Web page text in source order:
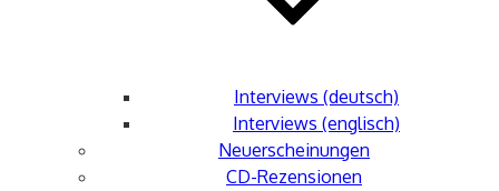
Interviews (deutsch)
Interviews (englisch)
Neuerscheinungen
CD-Rezensionen